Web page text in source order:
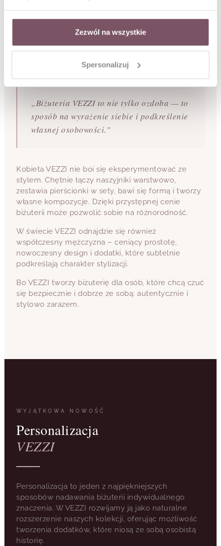
Zezwól na wszystkie
Spersonalizuj
Jest świadoma swoich wyborów. Zwraca uwagę na
wyrażenie siebie i podkreślenie swojej osobowości.
„Biżuteria VEZZI to nie tylko ozdoba — to
sposób na wyrażenie siebie i podkreślenie
własnej osobowości."
Kobieta VEZZI nie boi się eksperymentować ze
stylem. Chętnie łączy naszyjniki warstwowo,
zestawia pierścionki w sety, bawi się formą i tworzy
własne kompozycje. Dzięki przystępnej cenie
biżuterii może pozwolić sobie na różnorodność.
W świecie VEZZI odnajdzie się również
współczesny mężczyzna – ceniący prostotę,
nowoczesny design i dodatki, które subtelnie
podkreślają charakter stylizacji.
Bo VEZZI tworzy biżuterię dla osób, które chcą czuć
się bezpiecznie i dobrze ze sobą: autentycznie i
stylowo zarazem.
WYJĄTKOWA NOWOŚĆ
Personalizacja
VEZZI
Personalizacja to jeden z najpiękniejszych
sposobów nadawania biżuterii indywidualnego
znaczenia. W VEZZI rozwijamy ją jako naturalne
rozszerzenie naszych kolekcji, oferując możliwość
tworzenia dodatków, które niosą ze sobą osobistą
historię.